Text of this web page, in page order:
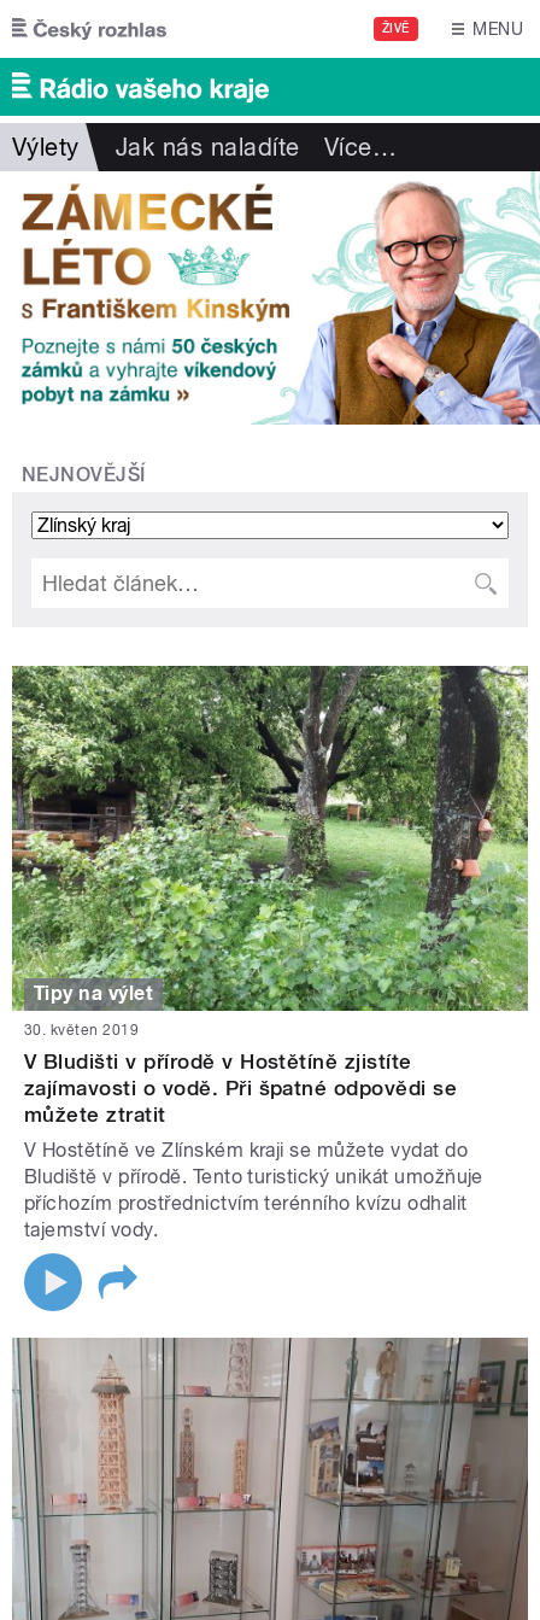
Přejít k hlavnímu obsahu
ŽIVĚ MENU
Výlety Jak nás naladíte Více…
NEJNOVĚJŠÍ
Tipy na výlet
30. květen 2019
V Bludišti v přírodě v Hostětíně zjistíte
zajímavosti o vodě. Při špatné odpovědi se
můžete ztratit
V Hostětíně ve Zlínském kraji se můžete vydat do
Bludiště v přírodě. Tento turistický unikát umožňuje
příchozím prostřednictvím terénního kvízu odhalit
tajemství vody.